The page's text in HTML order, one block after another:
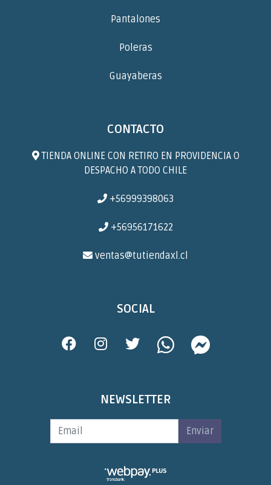
Pantalones
Poleras
Guayaberas
CONTACTO
TIENDA ONLINE CON RETIRO EN PROVIDENCIA O
DESPACHO A TODO CHILE
+56999398063
+56956171622
ventas@tutiendaxl.cl
SOCIAL
NEWSLETTER
Enviar